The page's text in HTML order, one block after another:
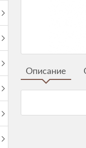
Описание